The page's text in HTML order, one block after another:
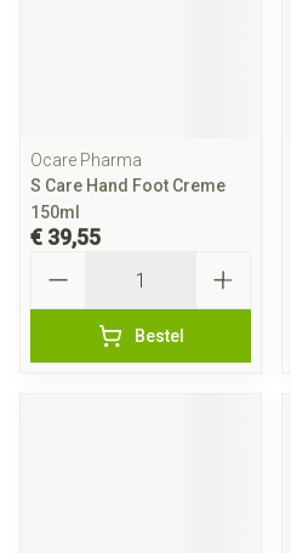
Ocare Pharma
S Care Hand Foot Creme
150ml
€ 39,55
Bestel